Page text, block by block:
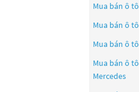
Mua bán ô tô
Mua bán ô tô
Mua bán ô tô
Mua bán ô tô
Mercedes